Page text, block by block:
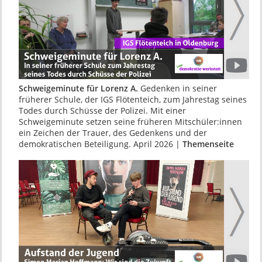
Schweigeminute für Lorenz A. Gedenken in seiner
früherer Schule, der IGS Flötenteich, zum Jahrestag seines
Todes durch Schüsse der Poli­zei. Mit einer
Schweigeminute setzen seine frühe­ren Mitschüler:innen
ein Zeichen der Trauer, des Gedenkens und der
demokrati­schen Beteiligung. April 2026 | Themenseite